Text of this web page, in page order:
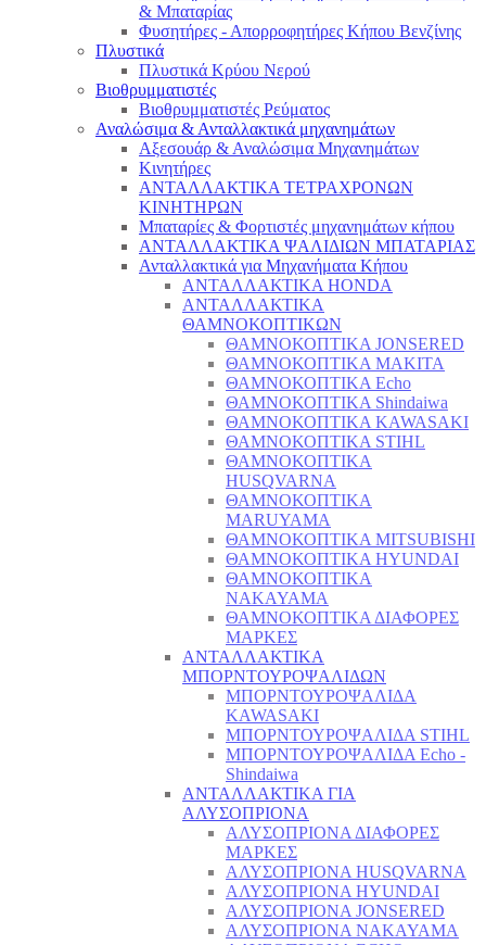
& Μπαταρίας
Φυσητήρες - Απορροφητήρες Κήπου Βενζίνης
Πλυστικά
Πλυστικά Κρύου Νερού
Βιοθρυμματιστές
Βιοθρυμματιστές Ρεύματος
Αναλώσιμα & Ανταλλακτικά μηχανημάτων
Αξεσουάρ & Αναλώσιμα Μηχανημάτων
Κινητήρες
ΑΝΤΑΛΛΑΚΤΙΚΑ ΤΕΤΡΑΧΡΟΝΩΝ
ΚΙΝΗΤΗΡΩΝ
Μπαταρίες & Φορτιστές μηχανημάτων κήπου
ΑΝΤΑΛΛΑΚΤΙΚΑ ΨΑΛΙΔΙΩΝ ΜΠΑΤΑΡΙAΣ
Ανταλλακτικά για Μηχανήματα Κήπου
ΑΝΤΑΛΛΑΚΤΙΚΑ HONDA
ΑΝΤΑΛΛΑΚΤΙΚΑ
ΘΑΜΝΟΚΟΠΤΙΚΩΝ
ΘΑΜΝΟΚΟΠΤΙΚΑ JONSERED
ΘΑΜΝΟΚΟΠΤΙΚΑ MAKITA
ΘΑΜΝΟΚΟΠΤΙΚΑ Echo
ΘΑΜΝΟΚΟΠΤΙΚΑ Shindaiwa
ΘΑΜΝΟΚΟΠΤΙΚΑ KAWASAKI
ΘΑΜΝΟΚΟΠΤΙΚΑ STIHL
ΘΑΜΝΟΚΟΠΤΙΚΑ
HUSQVARNA
ΘΑΜΝΟΚΟΠΤΙΚΑ
MARUYAMA
ΘΑΜΝΟΚΟΠΤΙΚΑ MITSUBISHI
ΘΑΜΝΟΚΟΠΤΙΚΑ HYUNDAI
ΘΑΜΝΟΚΟΠΤΙΚΑ
NAKAYAMA
ΘΑΜΝΟΚΟΠΤΙΚΑ ΔΙΑΦΟΡΕΣ
ΜΑΡΚΕΣ
ΑΝΤΑΛΛΑΚΤΙΚΑ
ΜΠΟΡΝΤΟΥΡΟΨΑΛΙΔΩΝ
ΜΠΟΡΝΤΟΥΡΟΨΑΛΙΔΑ
KAWASAKI
ΜΠΟΡΝΤΟΥΡΟΨΑΛΙΔΑ STIHL
ΜΠΟΡΝΤΟΥΡΟΨΑΛΙΔΑ Echo -
Shindaiwa
ΑΝΤΑΛΛΑΚΤΙΚΑ ΓΙΑ
ΑΛΥΣΟΠΡΙΟΝΑ
ΑΛΥΣΟΠΡΙΟΝΑ ΔΙΑΦΟΡΕΣ
ΜΑΡΚΕΣ
ΑΛΥΣΟΠΡΙΟΝΑ HUSQVARNA
ΑΛΥΣΟΠΡΙΟΝΑ HYUNDAI
ΑΛΥΣΟΠΡΙΟΝΑ JONSERED
ΑΛΥΣΟΠΡΙΟΝΑ NAKAYAMA